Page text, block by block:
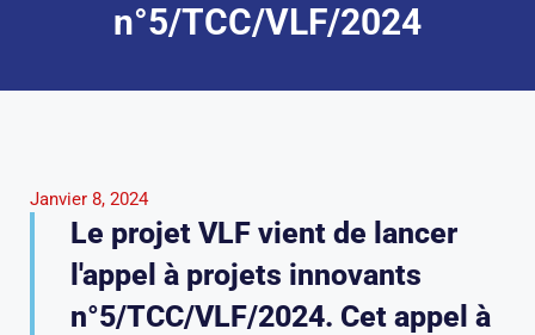
n°5/TCC/VLF/2024
Janvier 8, 2024
Le projet VLF vient de lancer
l'appel à projets innovants
n°5/TCC/VLF/2024. Cet appel à